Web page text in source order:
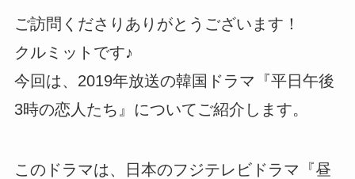
ご訪問くださりありがとうございます！
クルミットです♪
今回は、2019年放送の韓国ドラマ『平日午後
3時の恋人たち』についてご紹介します。
このドラマは、日本のフジテレビドラマ『昼